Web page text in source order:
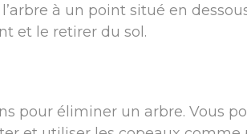
à un point situé en
et le retirer du sol.
pour éliminer un arbre. Vous